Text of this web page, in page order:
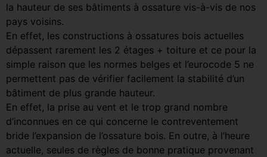
la hauteur de ses bâtiments à ossature vis-à-vis de nos
pays voisins.
En effet, les constructions à ossatures bois actuelles
dépassent rarement les 2 étages + toiture et ce pour la
simple raison que les normes belges et l’eurocode 5 ne
permettent pas de vérifier facilement la stabilité d’un
bâtiment de plus grande hauteur.
En effet, la prise au vent et le trop grand nombre
d’inconnues en ce qui concerne le contreventement
bride l’expansion de l’ossature bois. En outre, à l’heure
actuelle, seules de règles de bonne pratique provenant